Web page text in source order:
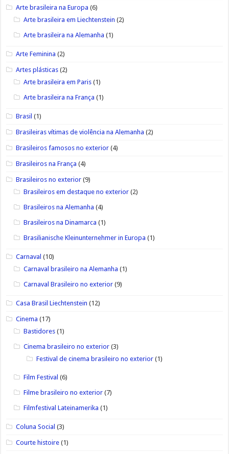
Arte brasileira na Europa (6)
Arte brasileira em Liechtenstein (2)
Arte brasileira na Alemanha (1)
Arte Feminina (2)
Artes plásticas (2)
Arte brasileira em Paris (1)
Arte brasileira na França (1)
Brasil (1)
Brasileiras vítimas de violência na Alemanha (2)
Brasileiros famosos no exterior (4)
Brasileiros na França (4)
Brasileiros no exterior (9)
Brasileiros em destaque no exterior (2)
Brasileiros na Alemanha (4)
Brasileiros na Dinamarca (1)
Brasilianische Kleinunternehmer in Europa (1)
Carnaval (10)
Carnaval brasileiro na Alemanha (1)
Carnaval Brasileiro no exterior (9)
Casa Brasil Liechtenstein (12)
Cinema (17)
Bastidores (1)
Cinema brasileiro no exterior (3)
Festival de cinema brasileiro no exterior (1)
Film Festival (6)
Filme brasileiro no exterior (7)
Filmfestival Lateinamerika (1)
Coluna Social (3)
Courte histoire (1)